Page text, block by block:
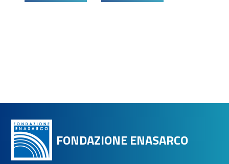
FONDAZIONE ENASARCO